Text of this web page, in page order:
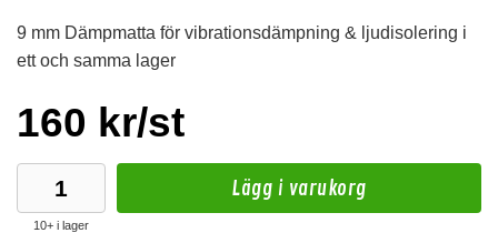
Köp
9 mm Dämpmatta för vibrationsdämpning & ljudisolering i
ett och samma lager
160 kr/st
10+ i lager
Lägg i varukorg